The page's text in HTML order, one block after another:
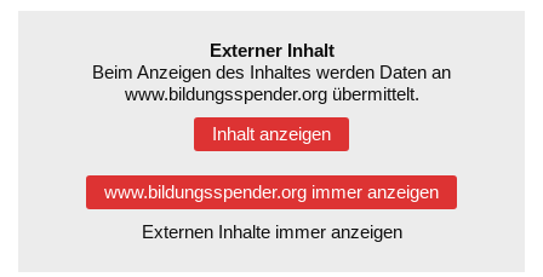
Externer Inhalt
Beim Anzeigen des Inhaltes werden Daten an
www.bildungsspender.org übermittelt.
Inhalt anzeigen
www.bildungsspender.org immer anzeigen
Externen Inhalte immer anzeigen